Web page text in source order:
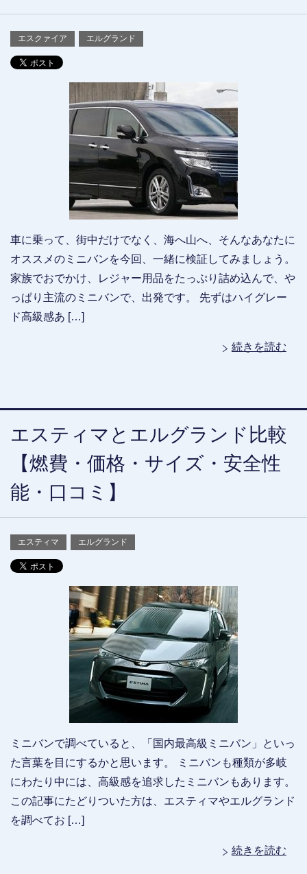
エスクァイア エルグランド
車に乗って、街中だけでなく、海へ山へ、そんなあなたに
オススメのミニバンを今回、一緒に検証してみましょう。
家族でおでかけ、レジャー用品をたっぷり詰め込んで、や
っぱり主流のミニバンで、出発です。 先ずはハイグレー
ド高級感あ […]
続きを読む
エスティマとエルグランド比較
【燃費・価格・サイズ・安全性
能・口コミ】
エスティマ エルグランド
ミニバンで調べていると、「国内最高級ミニバン」といっ
た言葉を目にするかと思います。 ミニバンも種類が多岐
にわたり中には、高級感を追求したミニバンもあります。
この記事にたどりついた方は、エスティマやエルグランド
を調べてお […]
続きを読む